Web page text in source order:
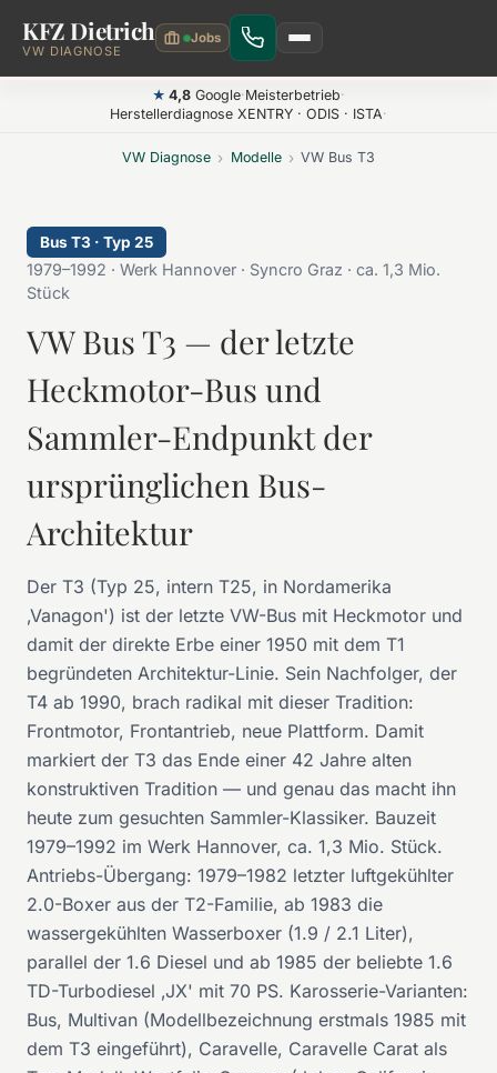
Zum Hauptinhalt springen
KFZ Dietrich
VW DIAGNOSE
★ 4,8Google·Meisterbetrieb·
Herstellerdiagnose XENTRY · ODIS · ISTA·
VW Diagnose › Modelle › VW Bus T3
Bus T3 · Typ 25
1979–1992 · Werk Hannover · Syncro Graz · ca. 1,3 Mio.
Stück
VW Bus T3 — der letzte
Heckmotor-Bus und
Sammler-Endpunkt der
ursprünglichen Bus-
Architektur
Der T3 (Typ 25, intern T25, in Nordamerika
‚Vanagon') ist der letzte VW-Bus mit Heckmotor und
damit der direkte Erbe einer 1950 mit dem T1
begründeten Architektur-Linie. Sein Nachfolger, der
T4 ab 1990, brach radikal mit dieser Tradition:
Frontmotor, Frontantrieb, neue Plattform. Damit
markiert der T3 das Ende einer 42 Jahre alten
konstruktiven Tradition — und genau das macht ihn
heute zum gesuchten Sammler-Klassiker. Bauzeit
1979–1992 im Werk Hannover, ca. 1,3 Mio. Stück.
Antriebs-Übergang: 1979–1982 letzter luftgekühlter
2.0-Boxer aus der T2-Familie, ab 1983 die
wassergekühlten Wasserboxer (1.9 / 2.1 Liter),
parallel der 1.6 Diesel und ab 1985 der beliebte 1.6
TD-Turbodiesel ‚JX' mit 70 PS. Karosserie-Varianten:
Bus, Multivan (Modellbezeichnung erstmals 1985 mit
dem T3 eingeführt), Caravelle, Caravelle Carat als